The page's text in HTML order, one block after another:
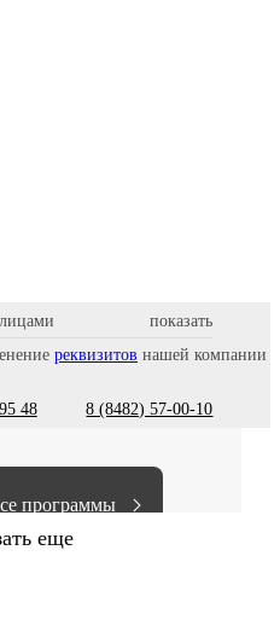
реквизитов нашей компании
48 8 (8482) 57-00-10
программы
еще